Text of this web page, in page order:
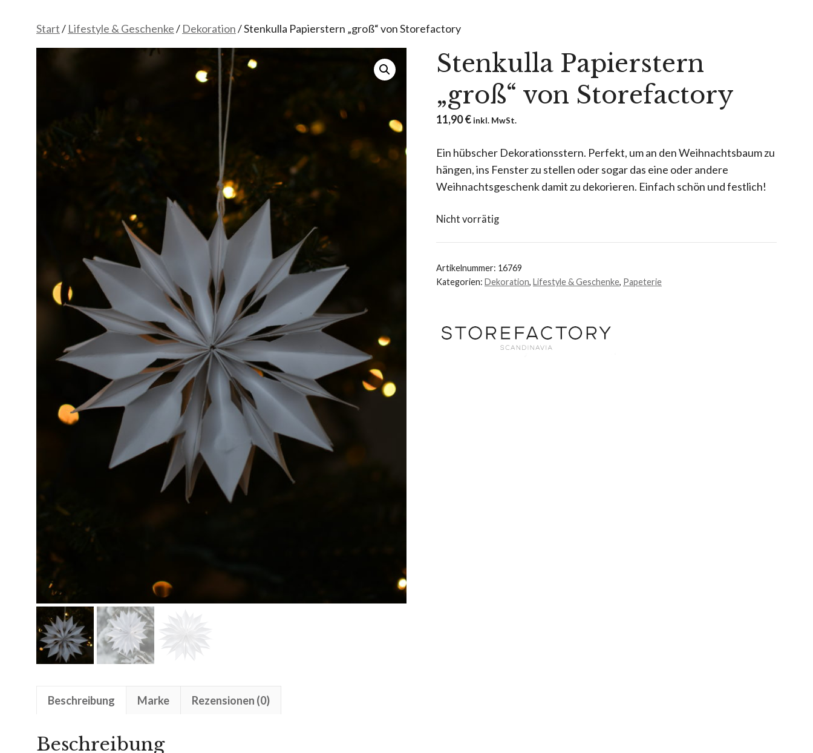
Start/ Lifestyle & Geschenke/ Dekoration/ Stenkulla Papierstern „groß“ von Storefactory
Stenkulla Papierstern
„groß“ von Storefactory
11,90€ inkl. MwSt.
Ein hübscher Dekorationsstern. Perfekt, um an den Weihnachtsbaum zu
hängen, ins Fenster zu stellen oder sogar das eine oder andere
Weihnachtsgeschenk damit zu dekorieren. Einfach schön und festlich!
Nicht vorrätig
Artikelnummer: 16769
Kategorien: Dekoration, Lifestyle & Geschenke, Papeterie
Beschreibung Marke Rezensionen (0)
Beschreibung